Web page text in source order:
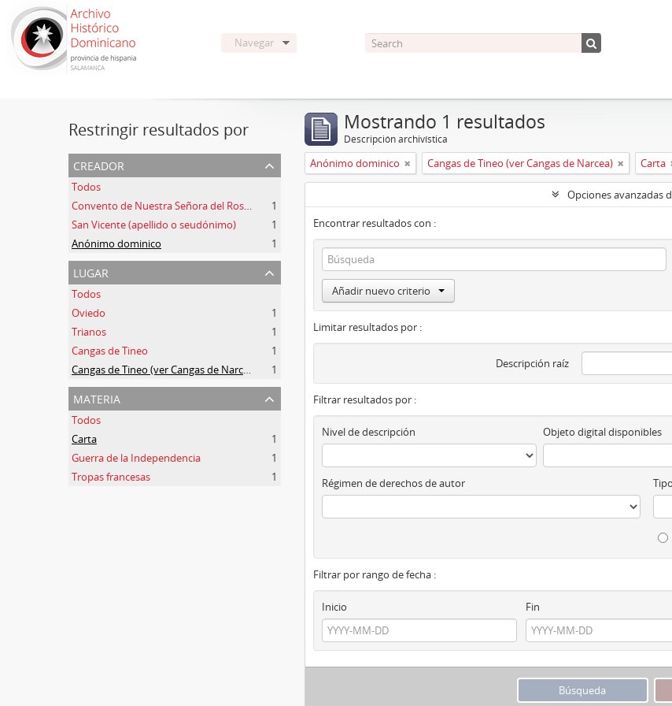
Navegar
Restringir resultados por
creador
Todos
Convento de Nuestra Señora del Rosario de Oviedo
1
San Vicente (apellido o seudónimo)
1
Anónimo dominico
1
lugar
Todos
Oviedo
1
Trianos
1
Cangas de Tineo
1
Cangas de Tineo (ver Cangas de Narcea)
1
materia
Todos
Carta
1
Guerra de la Independencia
1
Tropas francesas
1
Mostrando 1 resultados
Descripción archivística
Anónimo dominico Cangas de Tineo (ver Cangas de Narcea) Carta
Opciones avanzadas
Encontrar resultados con :
Añadir nuevo criterio
Limitar resultados por :
Descripción raíz
Filtrar resultados por :
Nivel de descripción Objeto digital disponibles
Régimen de derechos de autor
Filtrar por rango de fecha :
Inicio
Fin